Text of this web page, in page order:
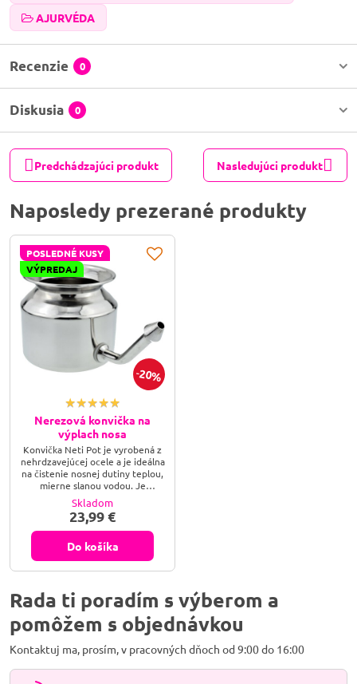
AJURVÉDA
Recenzie 0
Diskusia 0
Predchádzajúci produkt Nasledujúci produkt
Naposledy prezerané produkty
20%
POSLEDNÉ KUSY
VÝPREDAJ
Nerezová konvička na
výplach nosa
Konvička Neti Pot je vyrobená z
nehrdzavejúcej ocele a je ideálna
na čistenie nosnej dutiny teplou,
mierne slanou vodou. Je
vyrobená z čistej nerezovej
ocele. Preto je veľmi stabilná a
má dlhú životnosť. S
odnímateľným lievikom.
Skladom
23,99 €
Do košíka
Rada ti poradím s výberom a
pomôžem s objednávkou
Kontaktuj ma, prosím, v pracovných dňoch od 9:00 do 16:00